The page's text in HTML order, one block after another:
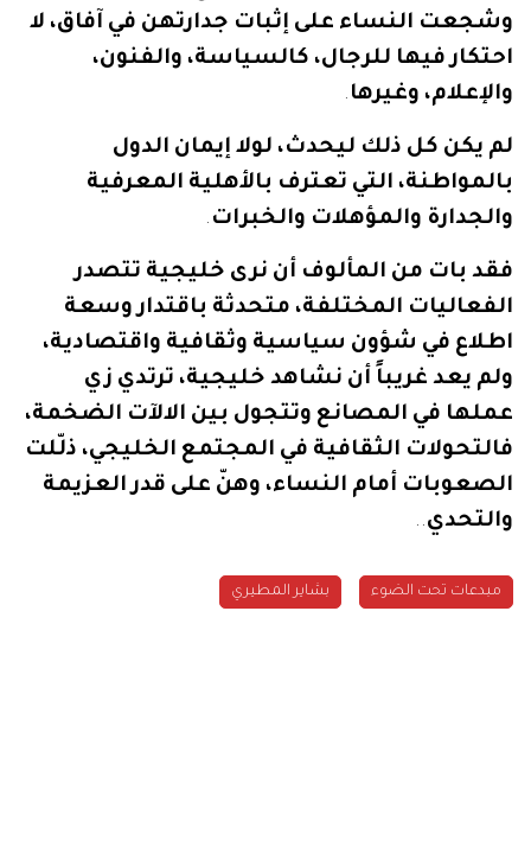
وشجعت النساء على إثبات جدارتهن في آفاق، لا
احتكار فيها للرجال، كالسياسة، والفنون،
والإعلام، وغيرها .
لم يكن كل ذلك ليحدث، لولا إيمان الدول
بالمواطنة، التي تعترف بالأهلية المعرفية
والجدارة والمؤهلات والخبرات .
فقد بات من المألوف أن نرى خليجية تتصدر
الفعاليات المختلفة، متحدثة باقتدار وسعة
اطلاع في شؤون سياسية وثقافية واقتصادية،
ولم يعد غريباً أن نشاهد خليجية، ترتدي زي
عملها في المصانع وتتجول بين الالآت الضخمة،
فالتحولات الثقافية في المجتمع الخليجي، ذلّلت
الصعوبات أمام النساء، وهنّ على قدر العزيمة
والتحدي..
مبدعات تحت الضوء بشاير المطيري